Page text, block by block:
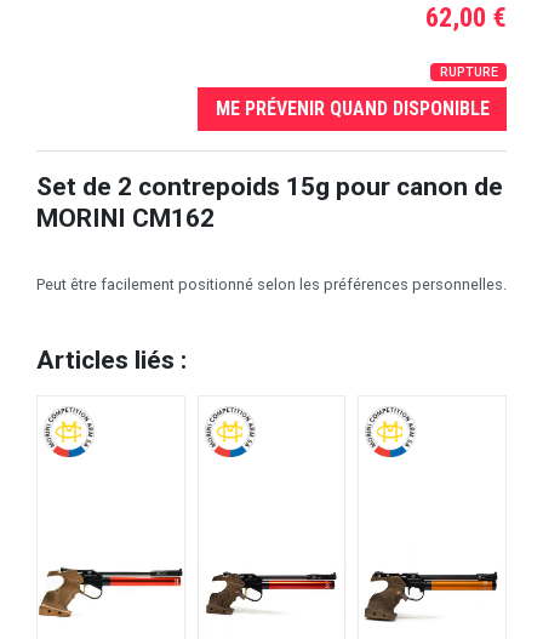
62,00 €
RUPTURE
ME PRÉVENIR QUAND DISPONIBLE
Set de 2 contrepoids 15g pour canon de
MORINI CM162
Peut être facilement positionné selon les préférences personnelles.
Articles liés :